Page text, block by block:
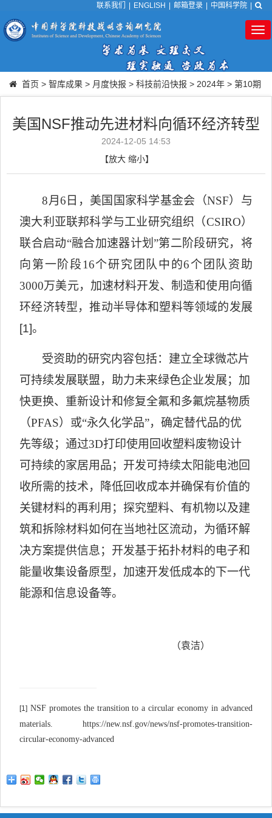
联系我们 ENGLISH 邮箱登录 中国科学院
首页 > 智库成果 > 月度快报 > 科技前沿快报 > 2024年 > 第10期
美国NSF推动先进材料向循环经济转型
2024-12-05 14:53
【放大 缩小】
8月 6 日，美国国家科学基金会（NSF）与
澳大利亚联邦科学与工业研究组织（CSIRO）
联合启动“融合加速器计划”第二阶段研究，将
向第一阶段16个研究团队中的6个团队资助
3000万美元，加速材料开发、制造和使用向循
环经济转型，推动半导体和塑料等领域的发展
[1]。
受资助的研究内容包括：建立全球微芯片
可持续发展联盟，助力未来绿色企业发展；加
快更换、重新设计和修复全氟和多氟烷基物质
（PFAS）或“永久化学品”，确定替代品的优
先等级；通过3D打印使用回收塑料废物设计
可持续的家居用品；开发可持续太阳能电池回
收所需的技术，降低回收成本并确保有价值的
关键材料的再利用；探究塑料、有机物以及建
筑和拆除材料如何在当地社区流动，为循环解
决方案提供信息；开发基于拓扑材料的电子和
能量收集设备原型，加速开发低成本的下一代
能源和信息设备等。
（袁洁）
[1] NSF promotes the transition to a circular economy in advanced
materials. https://new.nsf.gov/news/nsf-promotes-transition-
circular-economy-advanced